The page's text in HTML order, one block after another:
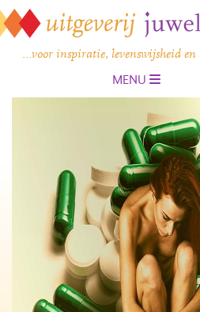
…voor inspiratie, levenswijsheid
MENU